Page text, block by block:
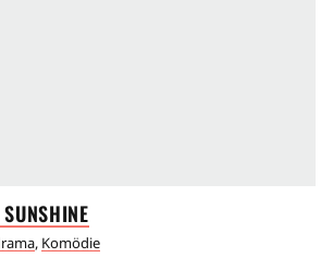
SUNSHINE
, Komödie